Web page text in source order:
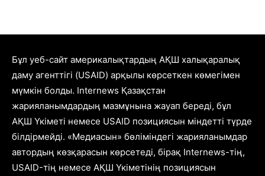
Бұл уеб-сайт америкалықтардың АҚШ халықаралық
даму агенттігі (USAID) арқылы көрсеткен көмегімен
мүмкін болды. Internews Қазақстан
жарияланымдардың мазмұнына жауап береді, бұл
АҚШ Үкіметі немесе USAID позициясын міндетті түрде
білдірмейді. «Медиасын» бөліміндегі жарияланымдар
автордың көзқарасын көрсетеді, бірақ Internews-тің,
USAID-тің немесе АҚШ Үкіметінің позициясын